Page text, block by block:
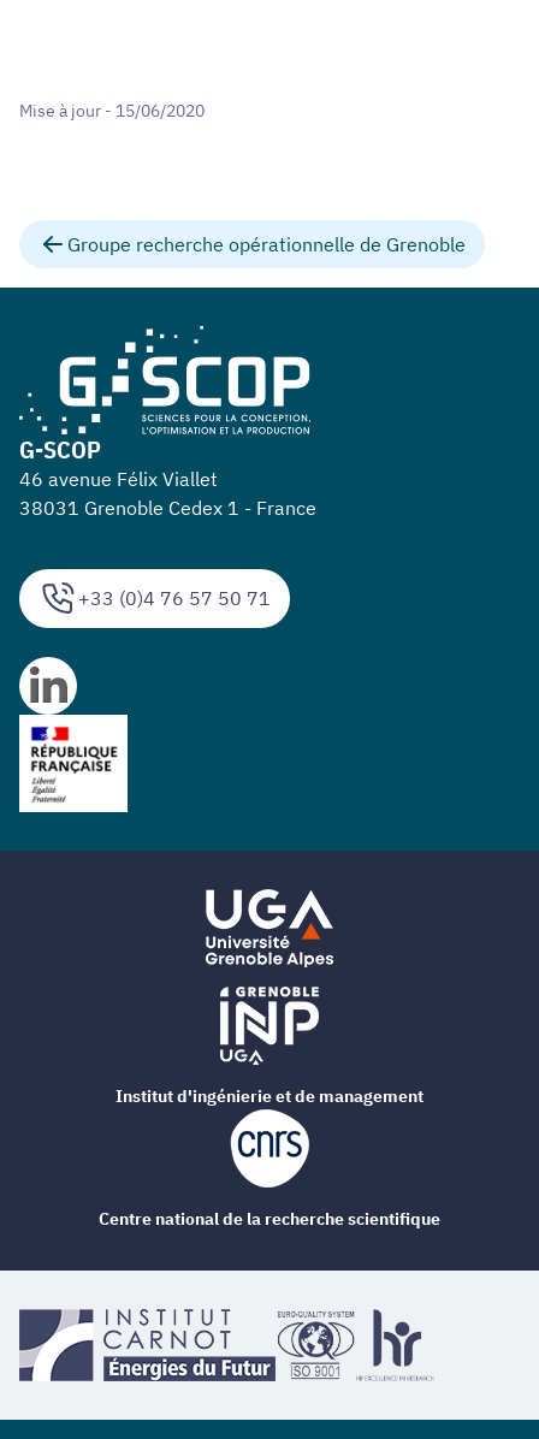
Mise à jour - 15/06/2020
Groupe recherche opérationnelle de Grenoble
+33 (0)4 76 57 50 71
G-SCOP
46 avenue Félix Viallet
38031 Grenoble Cedex 1 - France
Institut d'ingénierie et de management
Centre national de la recherche scientifique